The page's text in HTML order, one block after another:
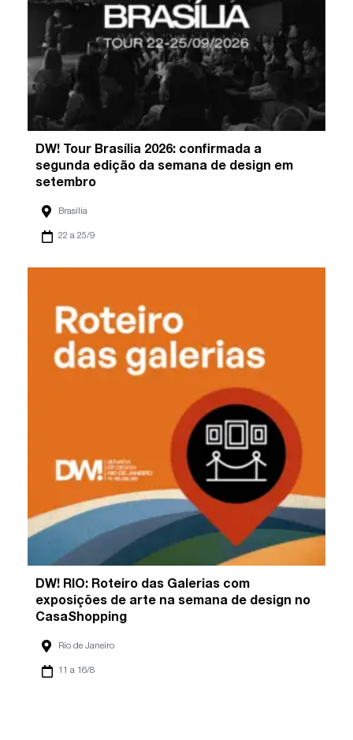
DW! Tour Brasília 2026: confirmada a
segunda edição da semana de design em
setembro
Brasília
22 a 25/9
DW! RIO: Roteiro das Galerias com
exposições de arte na semana de design no
CasaShopping
Rio de Janeiro
11 a 16/8